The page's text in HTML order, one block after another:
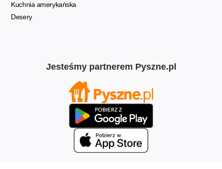
Kuchnia amerykańska
Desery
Jesteśmy partnerem Pyszne.pl